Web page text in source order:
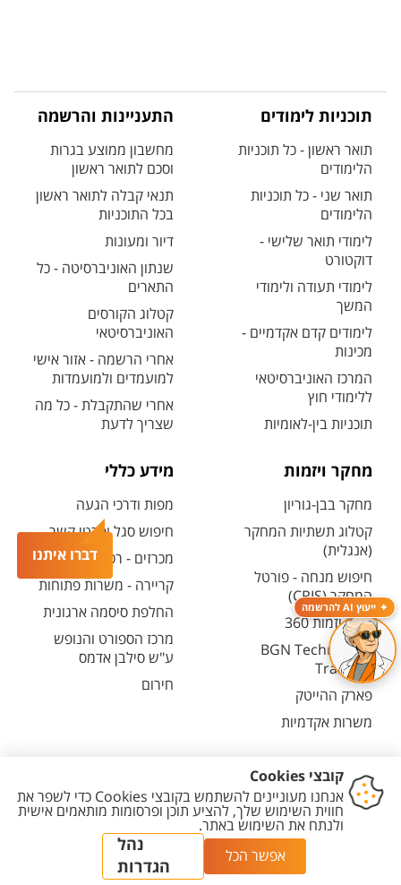
דברו איתנו
ייעוץ AI להרשמה
תוכניות לימודים
תואר ראשון - כל תוכניות
הלימודים
תואר שני - כל תוכניות
הלימודים
לימודי תואר שלישי -
דוקטורט
לימודי תעודה ולימודי
המשך
לימודים קדם אקדמיים -
מכינות
המרכז האוניברסיטאי
ללימודי חוץ
תוכניות בין-לאומיות
התעניינות והרשמה
מחשבון ממוצע בגרות
וסכם לתואר ראשון
תנאי קבלה לתואר ראשון
בכל התוכניות
דיור ומעונות
שנתון האוניברסיטה - כל
התארים
קטלוג הקורסים
האוניברסיטאי
אחרי הרשמה - אזור אישי
למועמדים ולמועמדות
אחרי שהתקבלת - כל מה
שצריך לדעת
מחקר ויזמות
מחקר בבן-גוריון
קטלוג תשתיות המחקר
(אנגלית)
חיפוש מנחה - פורטל
המחקר (CRIS)
מרכז יזמות 360
BGN Technology
Transfer
פארק ההייטק
משרות אקדמיות
מידע כללי
מפות ודרכי הגעה
חיפוש סגל ופרטי קשר
מכרזים - רכש ובינוי
קריירה - משרות פתוחות
החלפת סיסמה ארגונית
מרכז הספורט והנופש
ע"ש סילבן אדמס
חירום
נגישות
מדיניות
מדיניות עריכת
תוכן